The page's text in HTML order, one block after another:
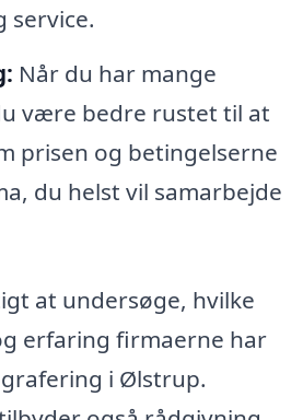
service.
Når du har mange
være bedre rustet til at
prisen og betingelserne
du helst vil samarbejde
at undersøge, hvilke
erfaring firmaerne har
i Ølstrup.